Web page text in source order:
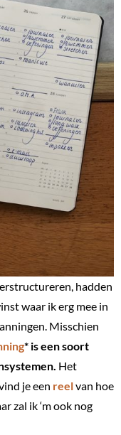
hadden
waar ik erg mee in
Misschien
* is een soort
Het
je een reelvan hoe
zal ik ‘m ook nog